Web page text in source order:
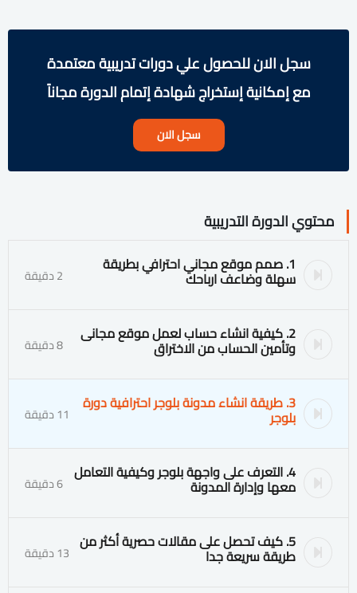
سجل الان للحصول علي دورات تدريبية معتمدة
مع إمكانية إستخراج شهادة إتمام الدورة مجاناً
سجل الان
محتوي الدورة التدريبية
1. صمم موقع مجاني احترافي بطريقة
سهلة وضاعف ارباحك 2 دقيقة
2. كيفية انشاء حساب لعمل موقع مجانى
وتأمين الحساب من الاختراق 8 دقيقة
3. طريقة انشاء مدونة بلوجر احترافية دورة
بلوجر 11 دقيقة
4. التعرف على واجهة بلوجر وكيفية التعامل
معها وإدارة المدونة 6 دقيقة
5. كيف تحصل على مقالات حصرية أكثر من
طريقة سريعة جدا 13 دقيقة